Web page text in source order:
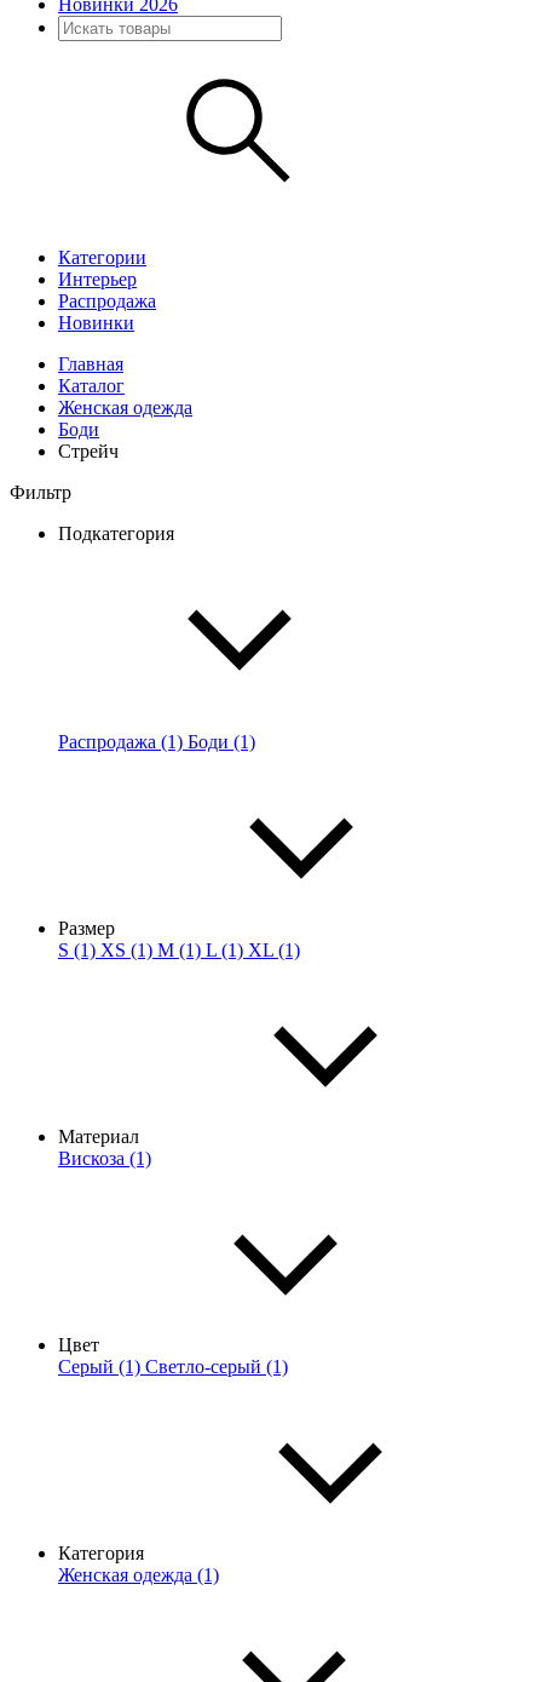
Категории
Интерьер
Распродажа
Новинки
Главная
Каталог
Женская одежда
Боди
Стрейч
Фильтр
Подкатегория
Распродажа (1) Боди (1)
Размер
S (1) XS (1) M (1) L (1) XL (1)
Материал
Вискоза (1)
Цвет
Серый (1) Светло-серый (1)
Категория
Женская одежда (1)